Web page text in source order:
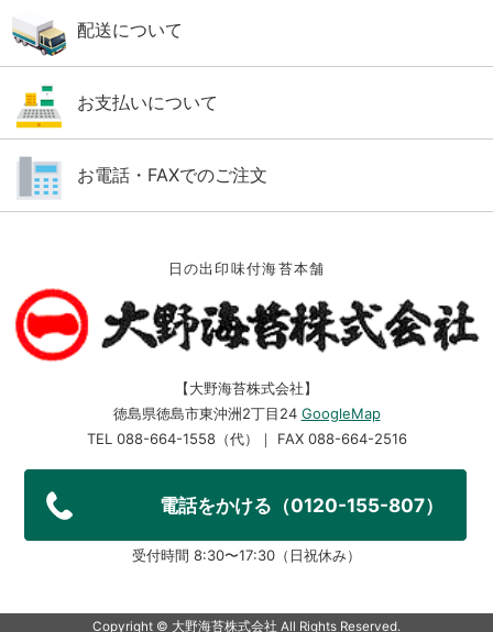
配送について
お支払いについて
お電話・FAXでのご注文
日の出印味付海苔本舗
【大野海苔株式会社】
徳島県徳島市東沖洲2丁目24 GoogleMap
TEL 088-664-1558（代）｜ FAX 088-664-2516
電話をかける（0120-155-807）
受付時間 8:30〜17:30（日祝休み）
Copyright ©︎ 大野海苔株式会社 All Rights Reserved.